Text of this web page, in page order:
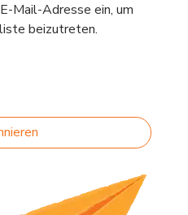
Mail-Adresse ein, um
beizutreten.